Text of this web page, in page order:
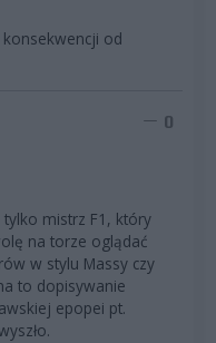
od
0
mistrz F1, który
na torze oglądać
w stylu Massy czy
to dopisywanie
epopei pt.